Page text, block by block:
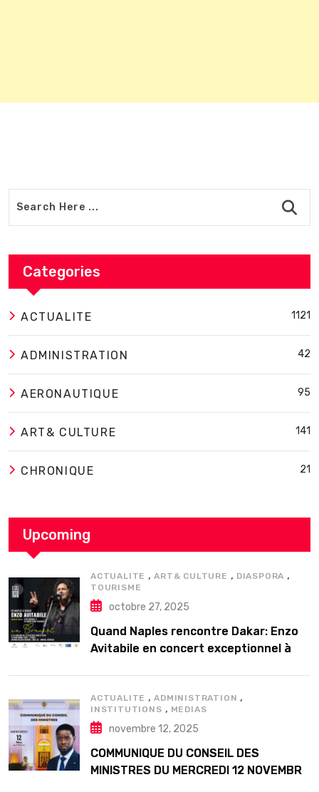
Categories
ACTUALITE 1121
ADMINISTRATION 42
AERONAUTIQUE 95
ART& CULTURE 141
CHRONIQUE 21
Upcoming
ACTUALITE ,ART& CULTURE , DIASPORA ,
TOURISME
octobre 27, 2025
Quand Naples rencontre Dakar: Enzo
Avitabile en concert exceptionnel à
ACTUALITE ,ADMINISTRATION ,
INSTITUTIONS , MEDIAS
novembre 12, 2025
COMMUNIQUE DU CONSEIL DES
MINISTRES DU MERCREDI 12 NOVEMBRE